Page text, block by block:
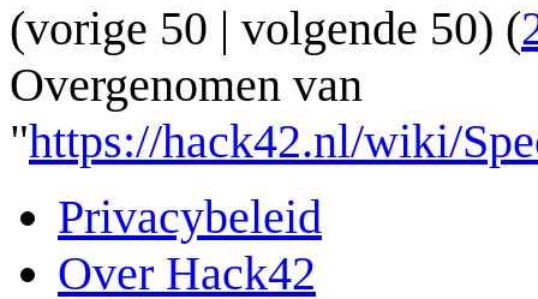
(vorige 50 | volgende 50) (
Overgenomen van
"https://hack42.nl/wiki/
Privacybeleid
Over Hack42